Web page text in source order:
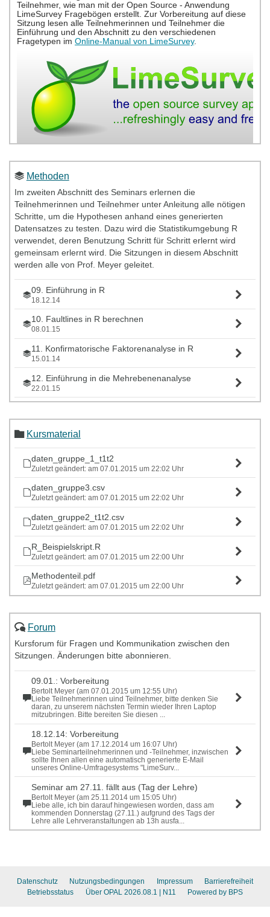
Methoden
Im zweiten Abschnitt des Seminars erlernen die
Teilnehmerinnen und Teilnehmer unter Anleitung alle nötigen
Schritte, um die Hypothesen anhand eines generierten
Datensatzes zu testen. Dazu wird die Statistikumgebung R
verwendet, deren Benutzung Schritt für Schritt erlernt wird
gemeinsam erlernt wird. Die Sitzungen in diesem Abschnitt
werden alle von Prof. Meyer geleitet.
09. Einführung in R
18.12.14
10. Faultlines in R berechnen
08.01.15
11. Konfirmatorische Faktorenanalyse in R
15.01.14
12. Einführung in die Mehrebenenanalyse
22.01.15
29.01.15
Kursmaterial
daten_gruppe_1_t1t2
Zuletzt geändert: am 07.01.2015 um 22:02 Uhr
daten_gruppe3.csv
Zuletzt geändert: am 07.01.2015 um 22:02 Uhr
daten_gruppe2_t1t2.csv
Zuletzt geändert: am 07.01.2015 um 22:02 Uhr
R_Beispielskript.R
Zuletzt geändert: am 07.01.2015 um 22:00 Uhr
Methodenteil.pdf
Zuletzt geändert: am 07.01.2015 um 22:00 Uhr
Forum
Kursforum für Fragen und Kommunikation zwischen den
Sitzungen. Änderungen bitte abonnieren.
09.01.: Vorbereitung
Bertolt Meyer (am 07.01.2015 um 12:55 Uhr)
Liebe Teilnehmerinnen uind Teilnehmer, bitte denken Sie
daran, zu unserem nächsten Termin wieder Ihren Laptop
mitzubringen. Bitte bereiten Sie diesen ...
18.12.14: Vorbereitung
Bertolt Meyer (am 17.12.2014 um 16:07 Uhr)
Liebe Seminarteilnehmerinnen und -Teilnehmer, inzwischen
sollte Ihnen allen eine automatisch generierte E-Mail
unseres Online-Umfragesystems "LimeSurv...
Seminar am 27.11. fällt aus (Tag der Lehre)
Bertolt Meyer (am 25.11.2014 um 15:05 Uhr)
Liebe alle, ich bin darauf hingewiesen worden, dass am
kommenden Donnerstag (27.11.) aufgrund des Tags der
Lehre alle Lehrveranstaltungen ab 13h ausfa...
Datenschutz Nutzungsbedingungen Impressum
Barrierefreiheit
Betriebsstatus
Über OPAL 2026.08.1 | N11 Powered by BPS